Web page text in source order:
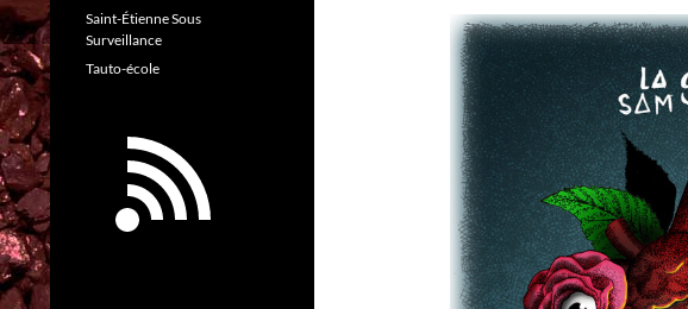
Saint-Étienne Sous
Surveillance
Tauto-école